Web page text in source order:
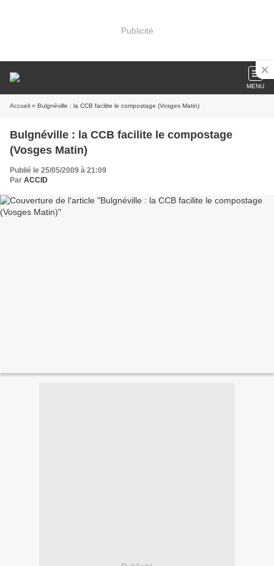
Publicité
MENU
Accueil » Bulgnéville : la CCB facilite le compostage (Vosges Matin)
Bulgnéville : la CCB facilite le compostage
(Vosges Matin)
Publié le 25/05/2009 à 21:09
Par ACCID